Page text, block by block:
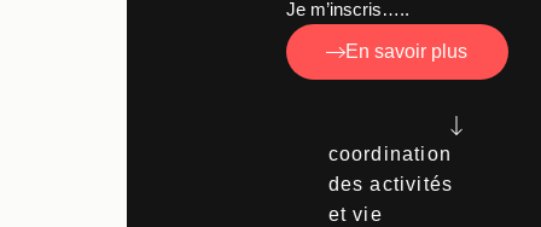
Je m’inscris…..
En savoir plus
coordination
des activités
et vie